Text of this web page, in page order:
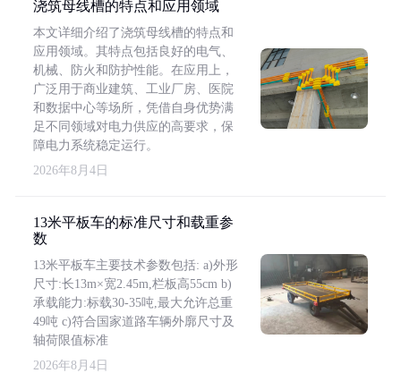
浇筑母线槽的特点和应用领域
本文详细介绍了浇筑母线槽的特点和
应用领域。其特点包括良好的电气、
机械、防火和防护性能。在应用上，
广泛用于商业建筑、工业厂房、医院
和数据中心等场所，凭借自身优势满
足不同领域对电力供应的高要求，保
障电力系统稳定运行。
2026年8月4日
13米平板车的标准尺寸和载重参
数
13米平板车主要技术参数包括: a)外形
尺寸:长13m×宽2.45m,栏板高55cm b)
承载能力:标载30-35吨,最大允许总重
49吨 c)符合国家道路车辆外廓尺寸及
轴荷限值标准
2026年8月4日